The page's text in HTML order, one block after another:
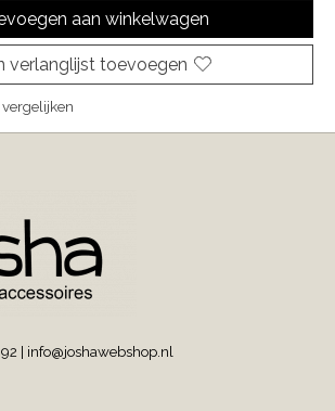
aan winkelwagen
verlanglijst toevoegen
| info@joshawebshop.nl